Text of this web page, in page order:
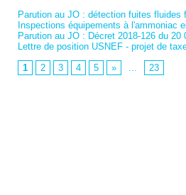
Parution au JO : détection fuites
Inspections équipements à l'ammoniac
Parution au JO : Décret 2018-126 du 20
Lettre de position USNEF - projet de
1
2 3 4 5 » ... 23